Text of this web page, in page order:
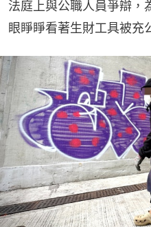
法庭上與公職人員爭辯，
眼睜睜看著生財工具被充